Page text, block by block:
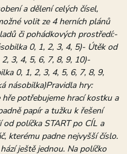
a dělení celých čísel,
volit ze 4 herních plánů
či pohádkových prostředí:-
0, 1, 2, 3, 4, 5)- Útěk od
3, 4, 5, 6, 7, 8, 9, 10)-
0, 1, 2, 3, 4, 5, 6, 7, 8, 9,
násobilka)Pravidla hry:
potřebujeme hrací kostku a
papír a tužku k řešení
políčka START po CÍL a
kterému padne nejvyšší číslo.
ještě jednou. Na políčko